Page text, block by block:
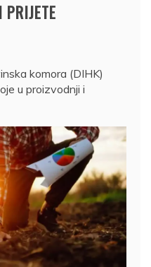
PRIJETE
komora (DIHK)
u proizvodnji i